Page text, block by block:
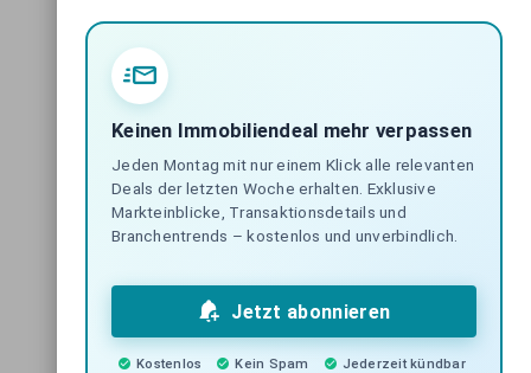
Keinen Immobiliendeal mehr verpassen
Jeden Montag mit nur einem Klick alle relevanten
Deals der letzten Woche erhalten. Exklusive
Markteinblicke, Transaktionsdetails und
Branchentrends – kostenlos und unverbindlich.
Jetzt abonnieren
Kostenlos Kein Spam Jederzeit kündbar